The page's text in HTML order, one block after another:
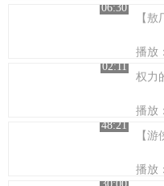
06:30
播放
02:11
权力
播放
48:21
播放